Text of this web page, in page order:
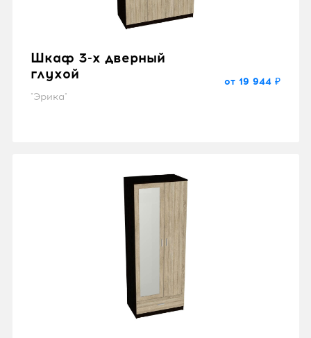
Шкаф 3-х дверный
глухой
"Эрика"
от 19 944 ₽